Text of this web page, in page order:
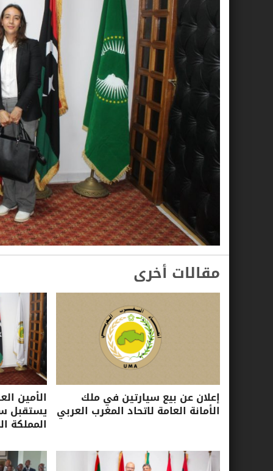
مقالات أخرى
إعلان عن بيع سيارتين في ملك
الأمانة العامة لاتحاد المغرب العربي
الأمين
يستقبل
المملكة